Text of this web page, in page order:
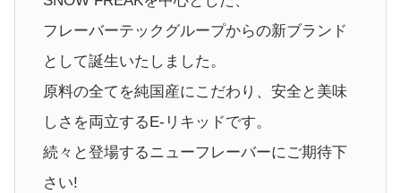
フレーバーテックグループからの新ブランド
として誕生いたしました。
原料の全てを純国産にこだわり、安全と美味
しさを両立するE-リキッドです。
続々と登場するニューフレーバーにご期待下
さい!